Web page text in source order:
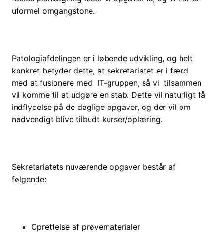
uformel omgangstone.
Patologiafdelingen er i løbende udvikling, og helt
konkret betyder dette, at sekretariatet er i færd
med at fusionere med IT-gruppen, så vi tilsammen
vil komme til at udgøre en stab. Dette vil naturligt få
indflydelse på de daglige opgaver, og der vil om
nødvendigt blive tilbudt kurser/oplæring.
Sekretariatets nuværende opgaver består af
følgende:
Oprettelse af prøvematerialer